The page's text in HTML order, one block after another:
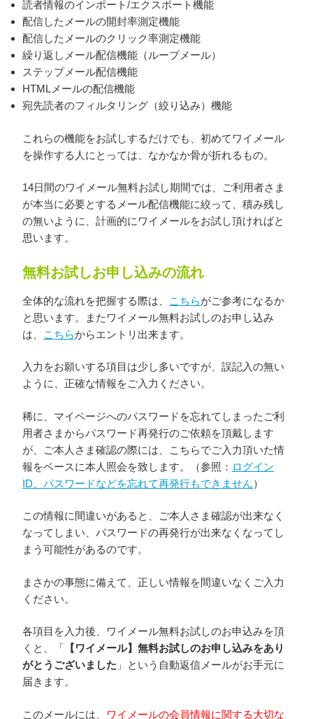
読者情報のインポート/エクスポート機能
配信したメールの開封率測定機能
配信したメールのクリック率測定機能
繰り返しメール配信機能（ループメール）
ステップメール配信機能
HTMLメールの配信機能
宛先読者のフィルタリング（絞り込み）機能
これらの機能をお試しするだけでも、初めてワイメール
を操作する人にとっては、なかなか骨が折れるもの。
14日間のワイメール無料お試し期間では、ご利用者さま
が本当に必要とするメール配信機能に絞って、積み残し
の無いように、計画的にワイメールをお試し頂ければと
思います。
無料お試しお申し込みの流れ
全体的な流れを把握する際は、 こちらがご参考になるか
と思います。またワイメール無料お試しのお申し込み
は、
こちらからエントリ出来ます。
入力をお願いする項目は少し多いですが、誤記入の無い
ように、正確な情報をご入力ください。
稀に、マイページへのパスワードを忘れてしまったご利
用者さまからパスワード再発行のご依頼を頂戴します
が、ご本人さま確認の際には、こちらでご入力頂いた情
報をベースに本人照会を致します。（参照： ログイン
ID、パスワードなどを忘れて再発行もできません）
この情報に間違いがあると、ご本人さま確認が出来なく
なってしまい、パスワードの再発行が出来なくなってし
まう可能性があるのです。
まさかの事態に備えて、正しい情報を間違いなくご入力
ください。
各項目を入力後、ワイメール無料お試しのお申込みを頂
くと、「
【ワイメール】無料お試しのお申し込みをあり
がとうございました 」という自動返信メールがお手元に
届きます。
このメールには、 ワイメールの会員情報に関する大切な